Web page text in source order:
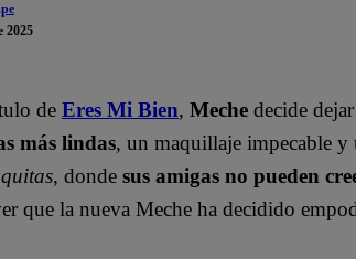
2025
de Eres Mi Bien, Meche decide
más lindas, un maquillaje impecable y
, donde sus amigas no pueden
que la nueva Meche ha decidido